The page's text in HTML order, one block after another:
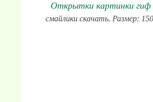
Открытки картинки гиф
смайлики скачать. Размер: